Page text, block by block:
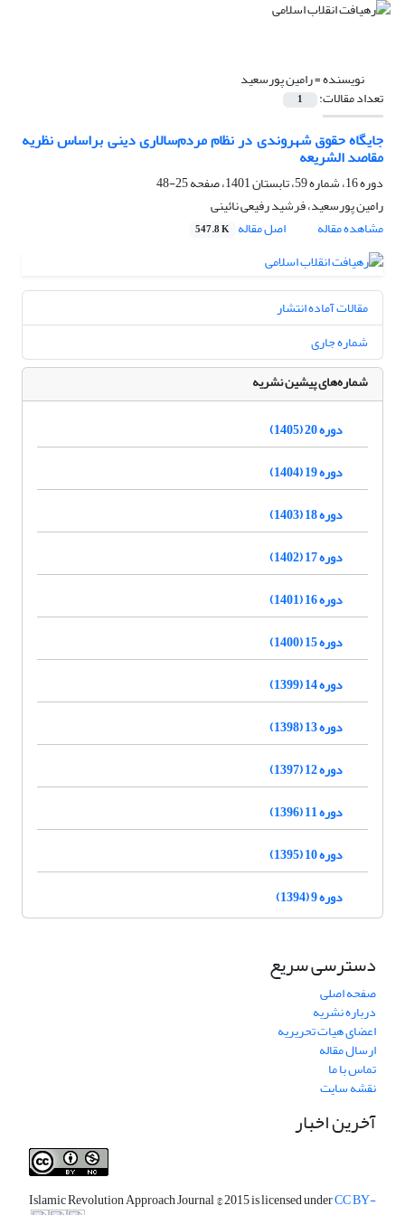
نویسنده =رامین پورسعید
تعداد مقالات: 1
جایگاه حقوق شهروندی در نظام مردم‌سالاری دینی براساس نظریه
مقاصد الشریعه
دوره 16، شماره 59، تابستان 1401، صفحه
25-48
رامین پورسعید، فرشید رفیعی نائینی
مشاهده مقاله
اصل مقاله 547.8 K
مقالات آماده انتشار
شماره جاری
شماره‌های پیشین نشریه
دوره 20 (1405)
دوره 19 (1404)
دوره 18 (1403)
دوره 17 (1402)
دوره 16 (1401)
دوره 15 (1400)
دوره 14 (1399)
دوره 13 (1398)
دوره 12 (1397)
دوره 11 (1396)
دوره 10 (1395)
دوره 9 (1394)
دسترسی سریع
صفحه اصلی
درباره نشریه
اعضای هیات تحریریه
ارسال مقاله
تماس با ما
نقشه سایت
آخرین اخبار
Islamic Revolution Approach Journal© 2015 is licensed underCC BY-